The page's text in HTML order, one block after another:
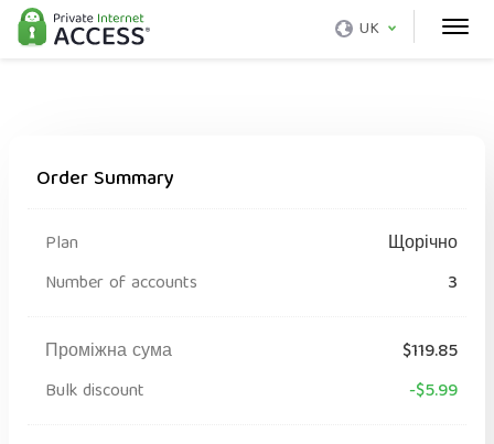
UK
Order Summary
Plan
Щорічно
Number of accounts
3
Проміжна сума
$119.85
Bulk discount
-$5.99